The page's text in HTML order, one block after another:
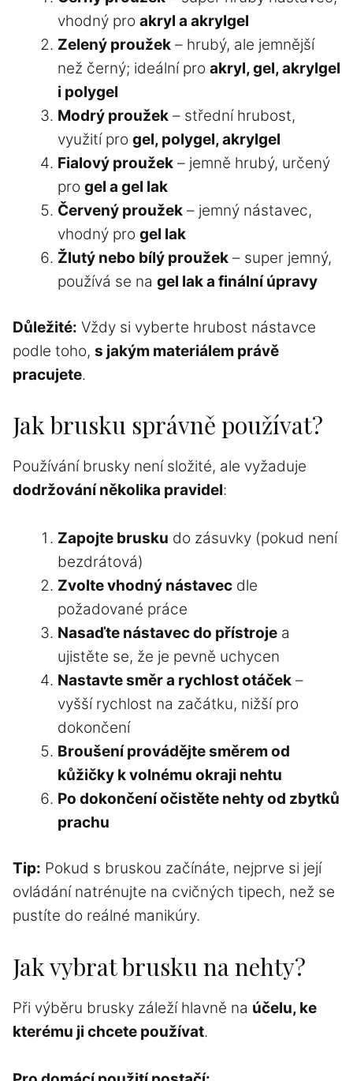
vhodný pro akryl a akrylgel
Zelený proužek – hrubý, ale jemnější
než černý; ideální pro akryl, gel, akrylgel
i polygel
Modrý proužek – střední hrubost,
využití pro gel, polygel, akrylgel
Fialový proužek – jemně hrubý, určený
pro gel a gel lak
Červený proužek – jemný nástavec,
vhodný pro gel lak
Žlutý nebo bílý proužek – super jemný,
používá se na gel lak a finální úpravy
Důležité: Vždy si vyberte hrubost nástavce
podle toho, s jakým materiálem právě
pracujete.
Jak brusku správně používat?
Používání brusky není složité, ale vyžaduje
dodržování několika pravidel:
Zapojte brusku do zásuvky (pokud není
bezdrátová)
Zvolte vhodný nástavec dle
požadované práce
Nasaďte nástavec do přístroje a
ujistěte se, že je pevně uchycen
Nastavte směr a rychlost otáček –
vyšší rychlost na začátku, nižší pro
dokončení
Broušení provádějtesměrem od
kůžičky k volnému okraji nehtu
Po dokončení očistěte nehty od zbytků
prachu
Tip: Pokud s bruskou začínáte, nejprve si její
ovládání natrénujte na cvičných tipech, než se
pustíte do reálné manikúry.
Jak vybrat brusku na nehty?
Při výběru brusky záleží hlavně na účelu, ke
kterému ji chcete používat.